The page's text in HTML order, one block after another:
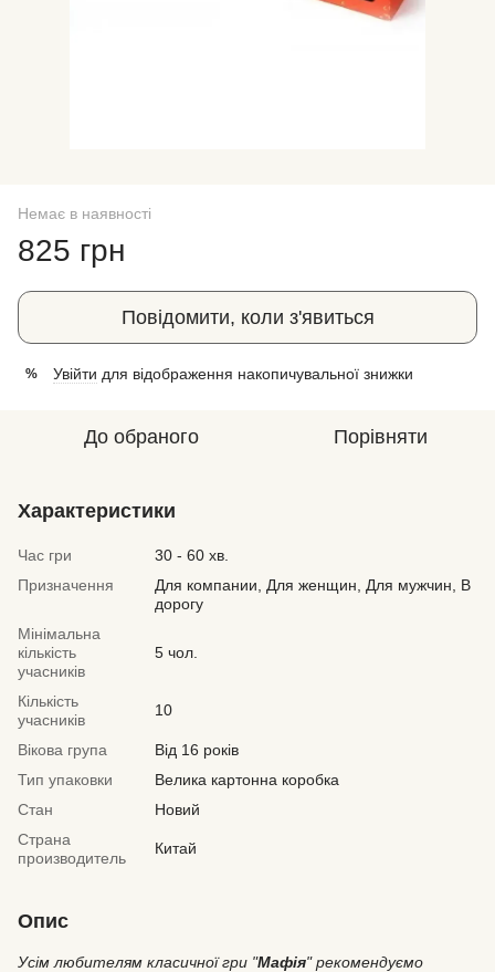
Немає в наявності
825 грн
Повідомити, коли з'явиться
% Увійти для відображення накопичувальної знижки
До обраного Порівняти
Характеристики
Час гри
30 - 60 хв.
Призначення
Для компании, Для женщин, Для мужчин, В
дорогу
Мінімальна
кількість
учасників
5 чол.
Кількість
учасників
10
Вікова група
Від 16 років
Тип упаковки
Велика картонна коробка
Стан
Новий
Страна
производитель
Китай
Опис
Усім любителям класичної гри "Мафія" рекомендуємо